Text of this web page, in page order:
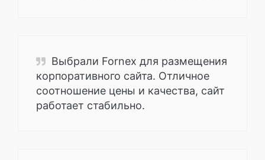
Выбрали Fornex для размещения
корпоративного сайта. Отличное
соотношение цены и качества, сайт
работает стабильно.